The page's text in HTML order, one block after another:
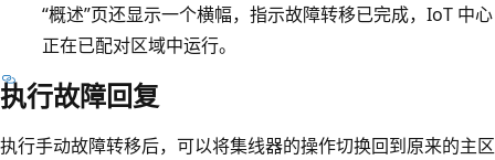
“概述”页还显示一个横幅，指示故障转移已完成，IoT 中心
正在已配对区域中运行。
执行故障回复
执行手动故障转移后，可以将集线器的操作切换回到原来的主区